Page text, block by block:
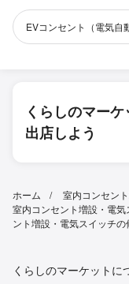
EVコンセント（電気自
くらしのマー
出店しよう
ホーム 室内コンセン
室内コンセント増設・電気
ント増設・電気スイッチの
くらしのマーケットに